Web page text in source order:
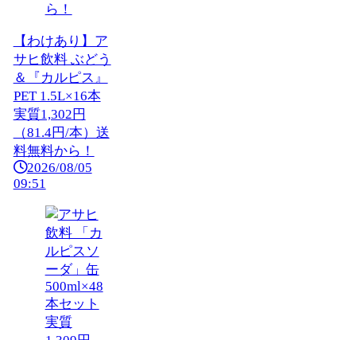
【わけあり】ア
サヒ飲料 ぶどう
＆『カルピス』
PET 1.5L×16本
実質1,302円
（81.4円/本）送
料無料から！
2026/08/05
09:51